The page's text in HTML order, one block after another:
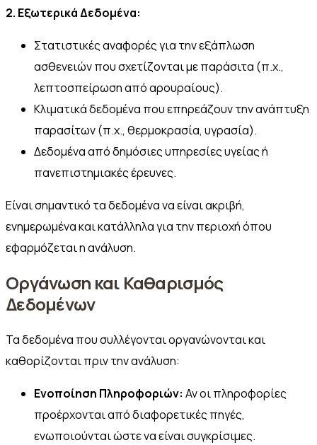
2. Εξωτερικά Δεδομένα:
Στατιστικές αναφορές για την εξάπλωση
ασθενειών που σχετίζονται με παράσιτα (π.χ.,
λεπτoσπείρωση από αρουραίους).
Κλιματικά δεδομένα που επηρεάζουν την ανάπτυξη
παρασίτων (π.χ., θερμοκρασία, υγρασία).
Δεδομένα από δημόσιες υπηρεσίες υγείας ή
πανεπιστημιακές έρευνες.
Είναι σημαντικό τα δεδομένα να είναι ακριβή,
ενημερωμένα και κατάλληλα για την περιοχή όπου
εφαρμόζεται η ανάλυση.
Οργάνωση και Καθαρισμός
Δεδομένων
Τα δεδομένα που συλλέγονται οργανώνονται και
καθορίζονται πριν την ανάλυση:
Ενοποίηση Πληροφοριών: Αν οι πληροφορίες
προέρχονται από διαφορετικές πηγές,
ενωποιούνται ώστε να είναι συγκρίσιμες.